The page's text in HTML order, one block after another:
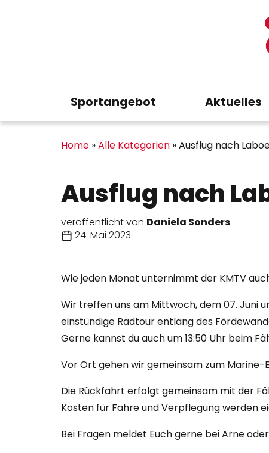
Sportangebot Aktuelles
Home »Alle Kategorien »Ausflug nach
Ausflug nach
veröffentlicht von Daniela Sonders
24. Mai 2023
Wie jeden Monat unternimmt der KMTV
Wir treffen uns am Mittwoch, dem 07. Juni
einstündige Radtour entlang des
Gerne kannst du auch um 13:50 Uhr beim
Vor Ort gehen wir gemeinsam zum Marine-
Die Rückfahrt erfolgt gemeinsam mit der
Kosten für Fähre und Verpflegung werden
Bei Fragen meldet Euch gerne bei Arne